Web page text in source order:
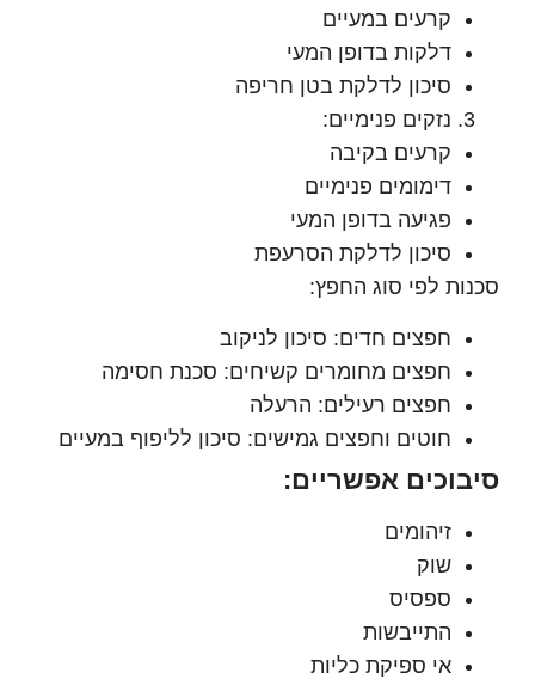
קרעים במעיים
דלקות בדופן המעי
סיכון לדלקת בטן חריפה
נזקים פנימיים:
קרעים בקיבה
דימומים פנימיים
פגיעה בדופן המעי
סיכון לדלקת הסרעפת
לפי סוג החפץ:
חפצים חדים: סיכון לניקוב
חפצים מחומרים קשיחים: סכנת חסימה
חפצים רעילים: הרעלה
חוטים וחפצים גמישים: סיכון לליפוף במעיים
אפשריים:
זיהומים
ספסיס
התייבשות
אי ספיקת כליות